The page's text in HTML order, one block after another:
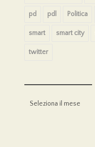
pd pdl Politica
smart smart city
twitter
Archivi